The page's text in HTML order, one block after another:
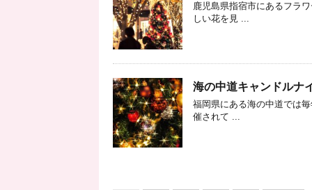
鹿児島県指宿市にあるフラ
しい花を見 ...
海の中道キャンドルナ
福岡県にある海の中道では
催されて ...